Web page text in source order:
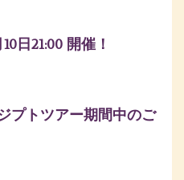
日21:00 開催！
プトツアー期間中のご